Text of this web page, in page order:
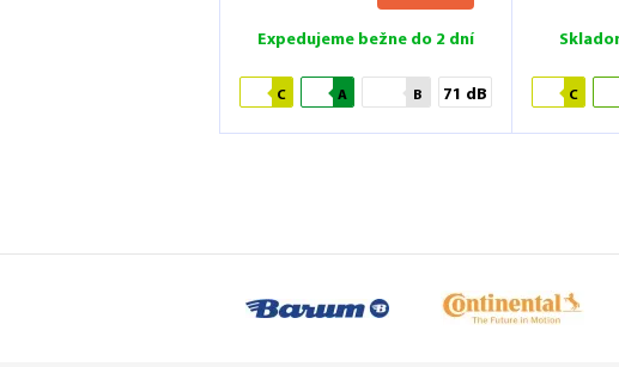
Expedujeme bežne do 2 dní
C A B 71 dB C